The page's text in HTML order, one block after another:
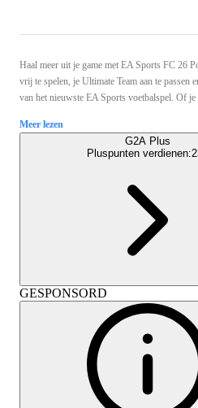
Haal meer uit je game met EA Sports FC 26
vrij te spelen, je Ultimate Team aan te passen
van het nieuwste EA Sports voetbalspel. Of je
Meer lezen
G2A Plus
Pluspunten verdienen:
GESPONSORD